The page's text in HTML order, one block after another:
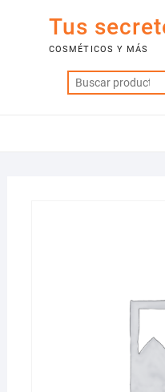
contenido
Tus
COSMÉTICOS Y MÁS